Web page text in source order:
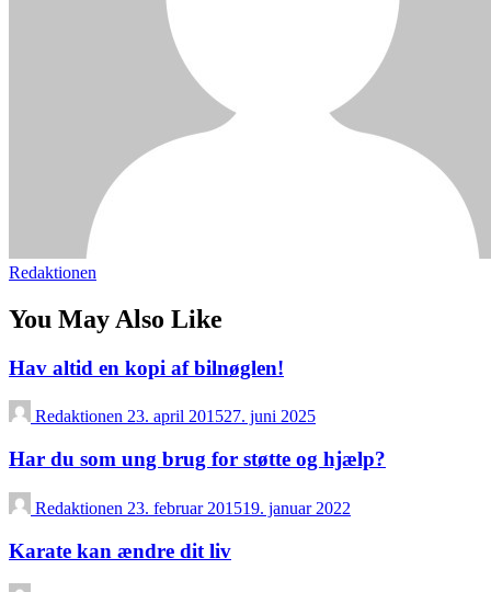
Redaktionen
You May Also Like
Hav altid en kopi af bilnøglen!
Redaktionen 23. april 201527. juni 2025
Har du som ung brug for støtte og hjælp?
Redaktionen 23. februar 201519. januar 2022
Karate kan ændre dit liv